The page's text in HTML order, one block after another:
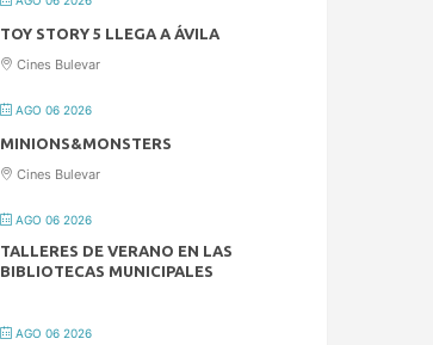
TOY STORY 5 LLEGA A ÁVILA
Cines Bulevar
AGO 06 2026
MINIONS&MONSTERS
Cines Bulevar
AGO 06 2026
TALLERES DE VERANO EN LAS
BIBLIOTECAS MUNICIPALES
AGO 06 2026